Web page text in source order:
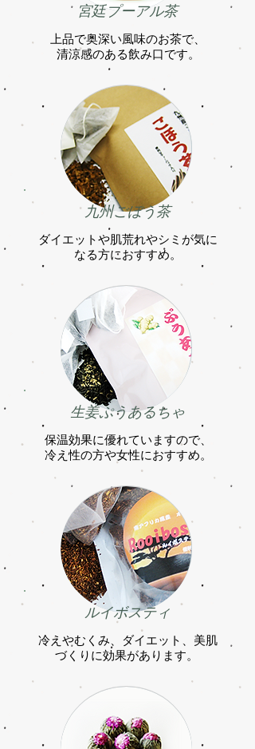
宮廷プーアル茶
上品で奥深い風味のお茶で、
清涼感のある飲み口です。
​九州ごぼう茶
ダイエットや肌荒れやシミが気に
なる方におすすめ。
生姜ぷうあるちゃ
保温効果に優れていますので、
冷え性の方や女性におすすめ。
ルイボスティ
冷えやむくみ、ダイエット、美肌
づくりに効果があります。